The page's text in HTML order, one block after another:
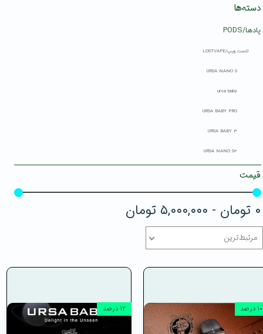
دسته‌ها
پادها/PODS
لاست ویپ/LOSTVAPE
URSA NANO S
ursa baby
URSA BABY PRO
URSA BABY 3
URSA NANO S2
قیمت
۰ تومان - ۵,۰۰۰,۰۰۰ تومان
مرتبط‌ترین
۱۰ درصد ۱۲ درصد